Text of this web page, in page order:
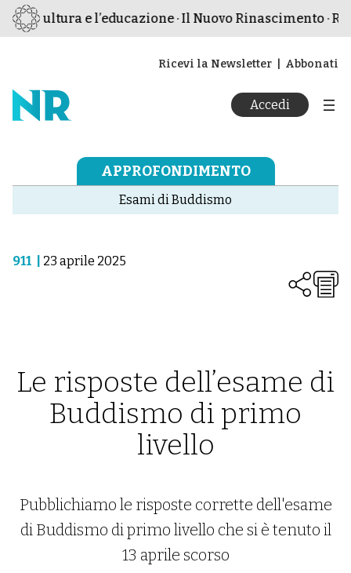
la cultura e l’educazione · Il Nuovo Rinascimento ·
Ricevi la Newsletter Abbonati
Accedi
APPROFONDIMENTO
Esami di Buddismo
911 23 aprile 2025
Le risposte dell’esame di
Buddismo di primo
livello
Pubblichiamo le risposte corrette dell'esame
di Buddismo di primo livello che si è tenuto il
13 aprile scorso